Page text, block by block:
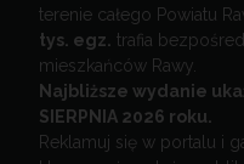
terenie całego Powiatu
tys. egz. trafia
mieszkańców Rawy.
Najbliższe wydanie
SIERPNIA 2026 roku.
Reklamuj się w portalu i